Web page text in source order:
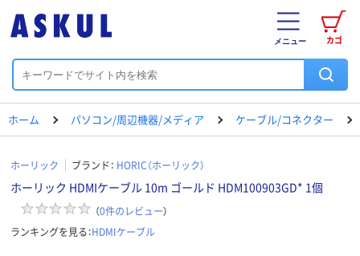
カゴ
メニュー
ホーム パソコン/周辺機器/メディア ケーブル/コネクター
ホーリック ブランド： HORIC（ホーリック）
ホーリック HDMIケーブル 10m ゴールド HDM100903GD* 1個
（0件のレビュー）
ランキングを見る：HDMIケーブル